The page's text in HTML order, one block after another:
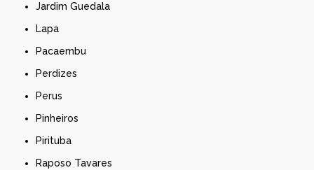
Jardim Guedala
Lapa
Pacaembu
Perdizes
Perus
Pinheiros
Pirituba
Raposo Tavares